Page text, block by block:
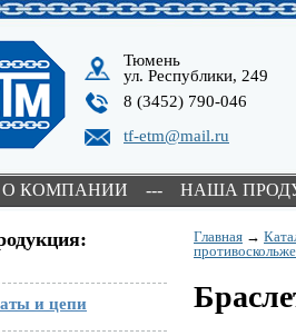
Тюмень
ул. Республики, 249
8 (3452) 790-046
tf-etm@mail.ru
О КОМПАНИИ --- НАША
и цепи
Главная →